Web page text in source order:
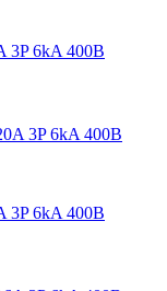
3P 6kA 400В
3P 6kA 400В